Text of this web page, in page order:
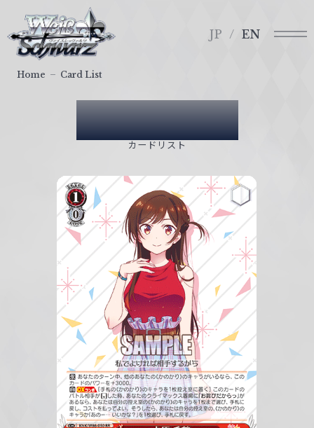
ァ
イ
JP EN
Card List
カードリスト
Home Card List